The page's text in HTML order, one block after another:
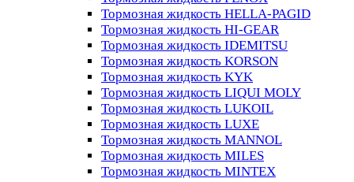
Тормозная жидкость HELLA-PAGID
Тормозная жидкость HI-GEAR
Тормозная жидкость IDEMITSU
Тормозная жидкость KORSON
Тормозная жидкость KYK
Тормозная жидкость LIQUI MOLY
Тормозная жидкость LUKOIL
Тормозная жидкость LUXE
Тормозная жидкость MANNOL
Тормозная жидкость MILES
Тормозная жидкость MINTEX